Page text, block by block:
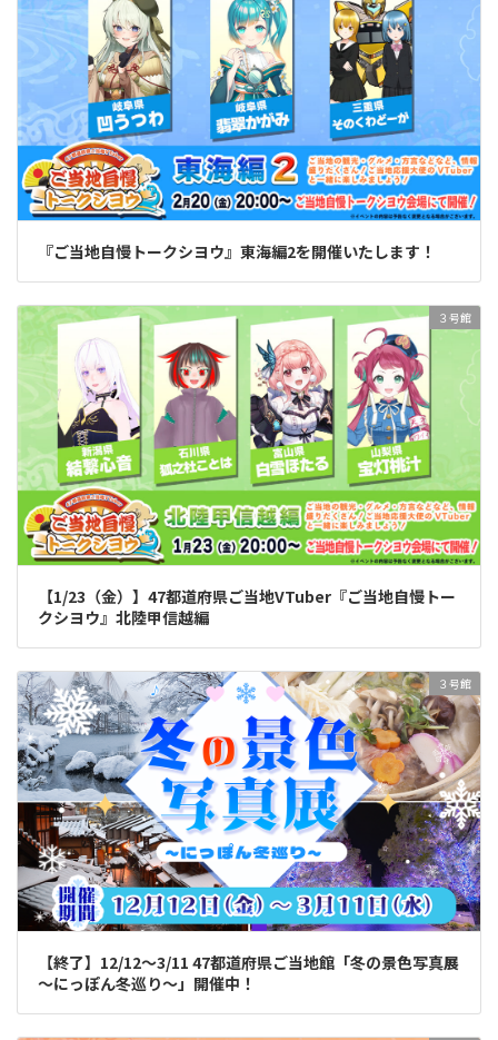
『ご当地自慢トークシヨウ』東海編2を開催いたします！
３号館
【1/23（金）】47都道府県ご当地VTuber『ご当地自慢トー
クシヨウ』北陸甲信越編
３号館
【終了】12/12～3/11 47都道府県ご当地館「冬の景色写真展
～にっぽん冬巡り～」開催中！